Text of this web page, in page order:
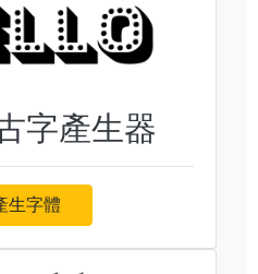
字產生器
生字體